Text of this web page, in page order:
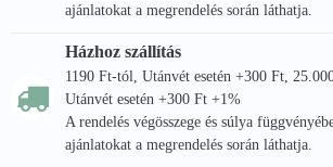
ajánlatokat a megrendelés során láthatja.
Házhoz szállítás
1190 Ft-tól, Utánvét esetén +300 Ft,
Utánvét esetén +300 Ft +1%
A rendelés végösszege és súlya
ajánlatokat a megrendelés során láthatja.